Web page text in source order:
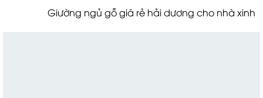
Giường ngủ gỗ giá rẻ hải dương cho nhà xinh